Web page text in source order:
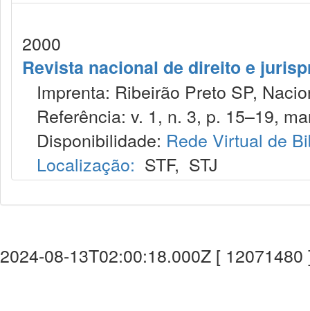
2000
Revista nacional de direito e
Imprenta: Ribeirão Preto SP,
Referência: v. 1, n. 3, p. 15–19,
Disponibilidade: Rede Virtual de
Localização: STF, STJ
2024-08-13T02:00:18.000Z [ 12071480